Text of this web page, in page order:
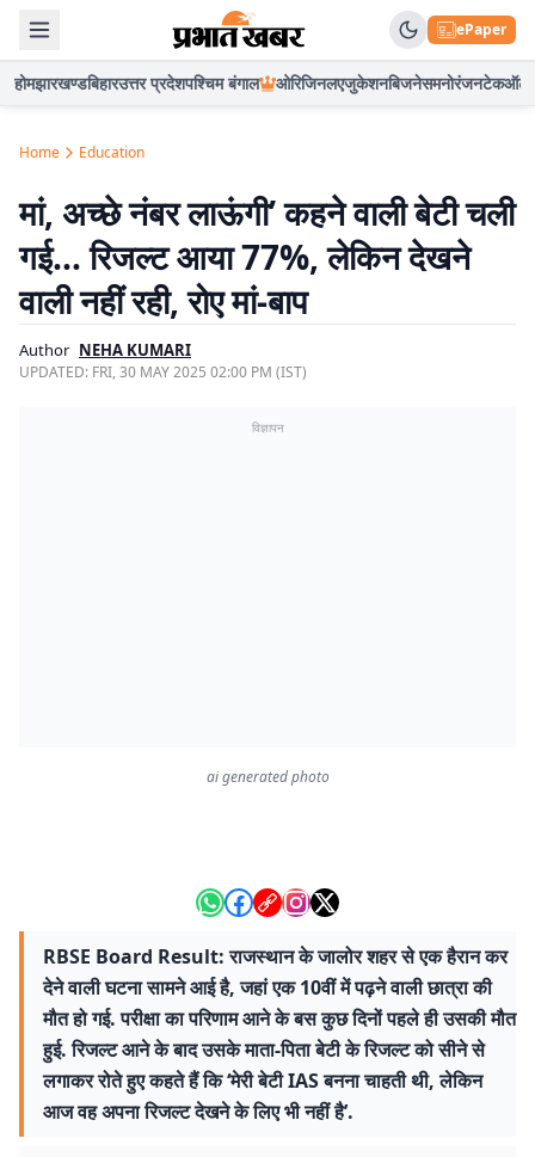
ePaper
होमझारखण्डबिहारउत्तर प्रदेशपश्चिम बंगाल ओरिजिनलएजुकेशनबिजनेसमनोरंजनटेकऑटो
Home Education
मां, अच्छे नंबर लाऊंगी’ कहने वाली बेटी चली
गई… रिजल्ट आया 77%, लेकिन देखने
वाली नहीं रही, रोए मां-बाप
Author NEHA KUMARI
UPDATED: FRI, 30 MAY 2025 02:00 PM (IST)
विज्ञापन
ai generated photo
RBSE Board Result: राजस्थान के जालोर शहर से एक हैरान कर
देने वाली घटना सामने आई है, जहां एक 10वीं में पढ़ने वाली छात्रा की
मौत हो गई. परीक्षा का परिणाम आने के बस कुछ दिनों पहले ही उसकी मौत
हुई. रिजल्ट आने के बाद उसके माता-पिता बेटी के रिजल्ट को सीने से
लगाकर रोते हुए कहते हैं कि ‘मेरी बेटी IAS बनना चाहती थी, लेकिन
आज वह अपना रिजल्ट देखने के लिए भी नहीं है’.